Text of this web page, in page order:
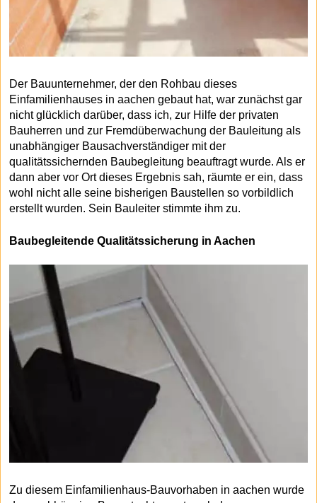
Der Bauunternehmer, der den Rohbau dieses
Einfamilienhauses in aachen gebaut hat, war zunächst gar
nicht glücklich darüber, dass ich, zur Hilfe der privaten
Bauherren und zur Fremdüberwachung der Bauleitung als
unabhängiger Bausachverständiger mit der
qualitätssichernden Baubegleitung beauftragt wurde. Als er
dann aber vor Ort dieses Ergebnis sah, räumte er ein, dass
wohl nicht alle seine bisherigen Baustellen so vorbildlich
erstellt wurden. Sein Bauleiter stimmte ihm zu.
Baubegleitende Qualitätssicherung in Aachen
Zu diesem Einfamilienhaus-Bauvorhaben in aachen wurde